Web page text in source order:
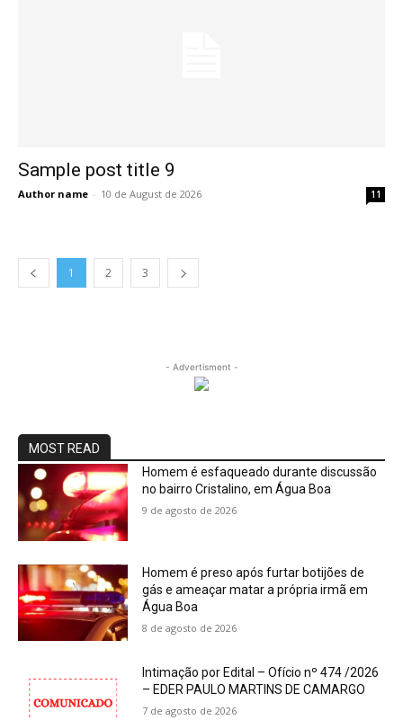
Sample post title 9
Author name - 10 de August de 2026 11
1 2 3
- Advertisment -
MOST READ
Homem é esfaqueado durante discussão
no bairro Cristalino, em Água Boa
9 de agosto de 2026
Homem é preso após furtar botijões de
gás e ameaçar matar a própria irmã em
Água Boa
8 de agosto de 2026
Intimação por Edital – Ofício nº 474 /2026
– EDER PAULO MARTINS DE CAMARGO
7 de agosto de 2026